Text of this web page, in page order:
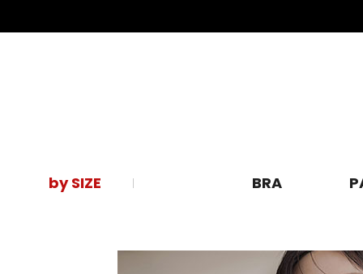
by SIZE BRA